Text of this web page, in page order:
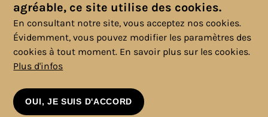
privée|Mentions légales|Conditions générales
agréable, ce site utilise des cookies.
En consultant notre site, vous acceptez nos cookies.
Évidemment, vous pouvez modifier les paramètres des
cookies à tout moment. En savoir plus sur les cookies.
Plus d'infos
OUI, JE SUIS D'ACCORD